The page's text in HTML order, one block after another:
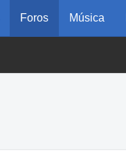
Foros Música